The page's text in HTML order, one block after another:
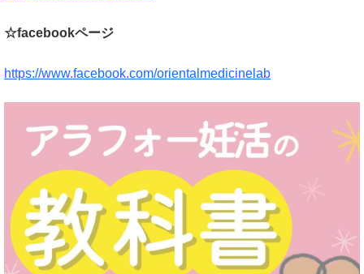
☆facebookページ
https://www.facebook.com/orientalmedicinelab